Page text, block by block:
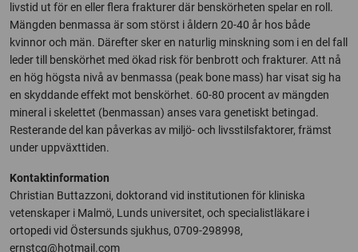
livstid ut för en eller flera frakturer där benskörheten spelar en roll.
Mängden benmassa är som störst i åldern 20-40 år hos både
kvinnor och män. Därefter sker en naturlig minskning som i en del fall
leder till benskörhet med ökad risk för benbrott och frakturer. Att nå
en hög högsta nivå av benmassa (peak bone mass) har visat sig ha
en skyddande effekt mot benskörhet. 60-80 procent av mängden
mineral i skelettet (benmassan) anses vara genetiskt betingad.
Resterande del kan påverkas av miljö- och livsstilsfaktorer, främst
under uppväxttiden.
Kontaktinformation
Christian Buttazzoni, doktorand vid institutionen för kliniska
vetenskaper i Malmö, Lunds universitet, och specialistläkare i
ortopedi vid Östersunds sjukhus, 0709-298998,
ernstcg@hotmail.com